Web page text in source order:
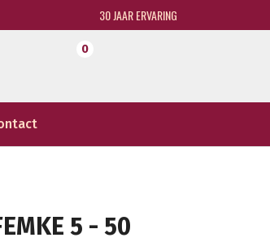
30 JAAR ERVARING
0
5 - 50